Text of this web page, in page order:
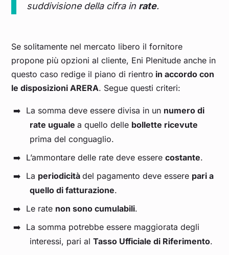
suddivisione della cifra in rate.
Se solitamente nel mercato libero il fornitore
propone più opzioni al cliente, Eni Plenitude anche in
questo caso redige il piano di rientro in accordo con
le disposizioni ARERA. Segue questi criteri:
La somma deve essere divisa in un numero di
rate ugualea quello delle bollette ricevute
prima del conguaglio.
L’ammontare delle rate deve essere costante.
La periodicità del pagamento deve essere pari a
quello di fatturazione.
Le rate non sono cumulabili.
La somma potrebbe essere maggiorata degli
interessi, pari alTasso Ufficiale di Riferimento.